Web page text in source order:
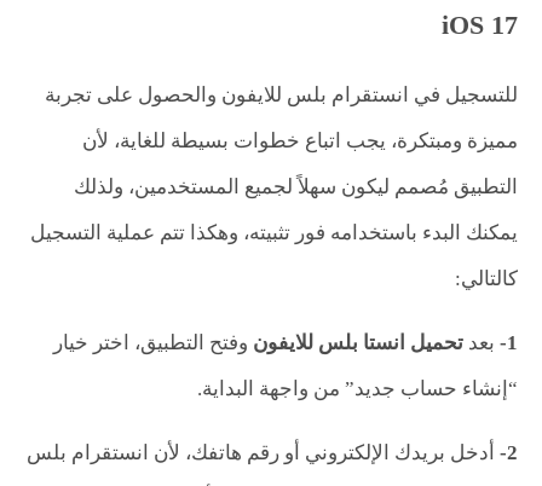
iOS 17
للتسجيل في انستقرام بلس للايفون والحصول على تجربة
مميزة ومبتكرة، يجب اتباع خطوات بسيطة للغاية، لأن
التطبيق مُصمم ليكون سهلاً لجميع المستخدمين، ولذلك
يمكنك البدء باستخدامه فور تثبيته، وهكذا تتم عملية التسجيل
كالتالي:
1- بعد تحميل انستا بلس للايفون وفتح التطبيق، اختر خيار
“إنشاء حساب جديد” من واجهة البداية.
2-
أدخل بريدك الإلكتروني أو رقم هاتفك، لأن انستقرام بلس